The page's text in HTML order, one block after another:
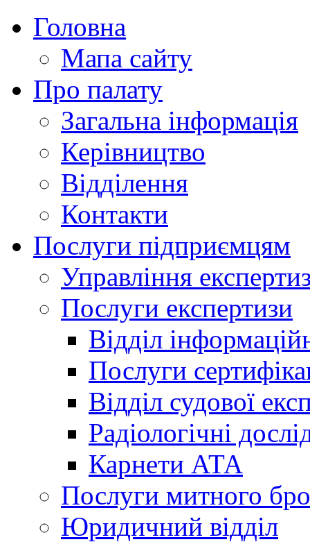
Головна
Мапа сайту
Про палату
Загальна інформація
Керівництво
Відділення
Контакти
Послуги підприємцям
Управління
Послуги експертизи
Відділ
Послуги
Відділ судової
Радіологічні
Карнети АТА
Послуги митного
Юридичний відділ